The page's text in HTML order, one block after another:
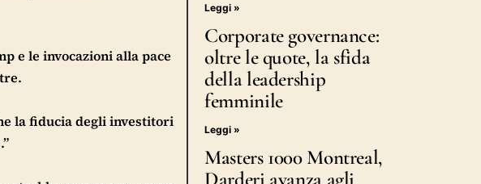
e le invocazioni alla pace
la fiducia degli investitori
Leggi »
Corporate governance:
oltre le quote, la sfida
della leadership
femminile
Leggi »
Masters 1000 Montreal,